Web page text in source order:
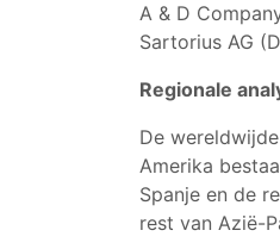
A & D
Sartorius AG
Regionale
De
Amerika
Spanje en de
rest van Azië-